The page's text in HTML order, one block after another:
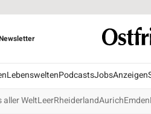
LebensweltenPodcastsJobsAnzeigen
aller WeltLeerRheiderlandAurichEmden